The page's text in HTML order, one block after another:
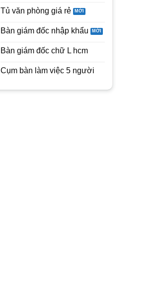
Tủ văn phòng giá rẻ
Bàn giám đốc nhập khẩu
Bàn giám đốc chữ L hcm
Cụm bàn làm việc 5 người